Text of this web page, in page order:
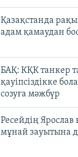
Қазақстанда
адам қамаудан
БАҚ: КҚК танкер
қауіпсіздікке
созуға мәжбүр
Ресейдің Ярослав
мұнай зауытына